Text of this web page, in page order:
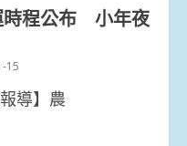
時程公布 小年夜
15
導】農